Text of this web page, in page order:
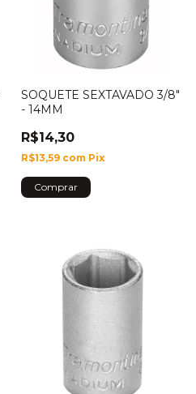
SOQUETE SEXTAVADO 3/8"
- 14MM
R$14,30
R$13,59 com Pix